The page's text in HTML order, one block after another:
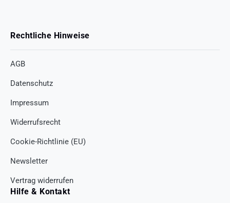
Rechtliche Hinweise
AGB
Datenschutz
Impressum
Widerrufsrecht
Cookie-Richtlinie (EU)
Newsletter
Vertrag widerrufen
Hilfe & Kontakt